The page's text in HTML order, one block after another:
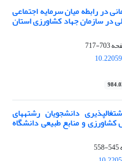
در رابطه میان سرمایه اجتماعی
در سازمان جهاد کشاورزی استان
703-717
دانشجویان رشته‏های
و منابع طبیعی دانشگاه
545-558